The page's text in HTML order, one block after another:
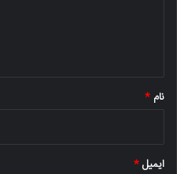
نام *
ایمیل*